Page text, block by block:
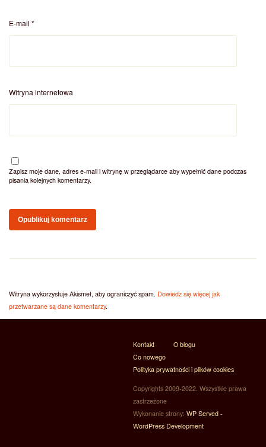
E-mail *
Witryna internetowa
Zapisz moje dane, adres e-mail i witrynę w przeglądarce aby wypełnić dane podczas
pisania kolejnych komentarzy.
Witryna wykorzystuje Akismet, aby ograniczyć spam. Dowiedz się więcej jak
przetwarzane są dane komentarzy.
Kontakt
O blogu
Co nowego
Polityka prywatności i plików cookies
Copyrights 2009-2022. Wszystkie prawa
zastrzeżone
Wykonanie strony: WP Served -
WordPress Development